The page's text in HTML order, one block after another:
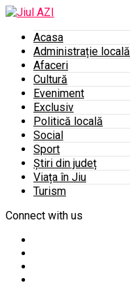
Acasa
Administrație locală
Afaceri
Cultură
Eveniment
Exclusiv
Politică locală
Social
Sport
Știri din județ
Viața în Jiu
Turism
Connect with us